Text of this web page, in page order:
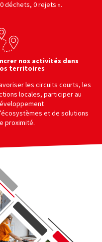
0 déchets, 0 rejets ».
nos activités dans
territoires
les circuits courts, les
locales, participer au
et de solutions
proximité.